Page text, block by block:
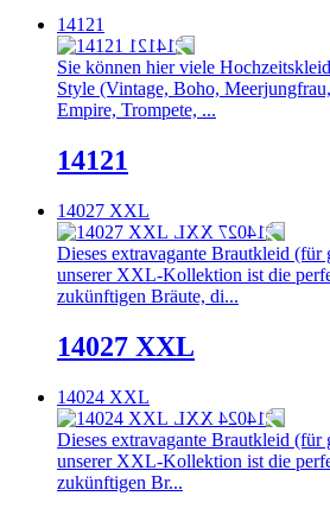
14121
Sie können hier viele
Style (Vintage, Boho,
Empire, Trompete, ...
14121
14027 XXL
Dieses extravagante Brautkleid (für
unserer XXL-Kollektion ist die
zukünftigen Bräute, di...
14027 XXL
14024 XXL
Dieses extravagante Brautkleid (für
unserer XXL-Kollektion ist die
zukünftigen Br...